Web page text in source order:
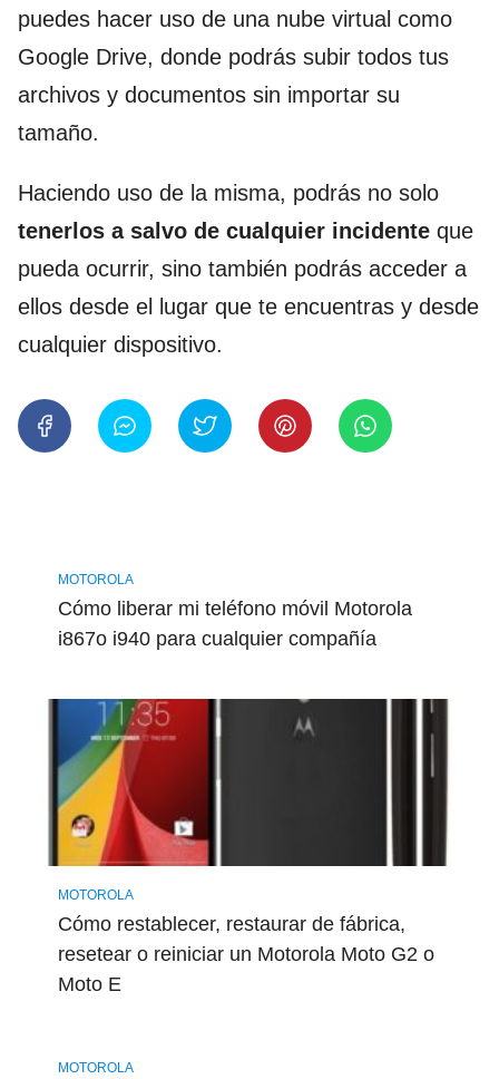
puedes hacer uso de una nube virtual como
Google Drive, donde podrás subir todos tus
archivos y documentos sin importar su
tamaño.
Haciendo uso de la misma, podrás no solo
tenerlos a salvo de cualquier incidente que
pueda ocurrir, sino también podrás acceder a
ellos desde el lugar que te encuentras y desde
cualquier dispositivo.
MOTOROLA
Cómo liberar mi teléfono móvil Motorola
i867o i940 para cualquier compañía
MOTOROLA
Cómo restablecer, restaurar de fábrica,
resetear o reiniciar un Motorola Moto G2 o
Moto E
MOTOROLA